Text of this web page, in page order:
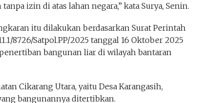
izin di atas lahan negara,” kata Surya, Senin.
itu dilakukan berdasarkan Surat Perintah
8726/Satpol.PP/2025 tanggal 16 Oktober 2025
bangunan liar di wilayah bantaran
Cikarang Utara, yaitu Desa Karangasih,
bangunannya ditertibkan.